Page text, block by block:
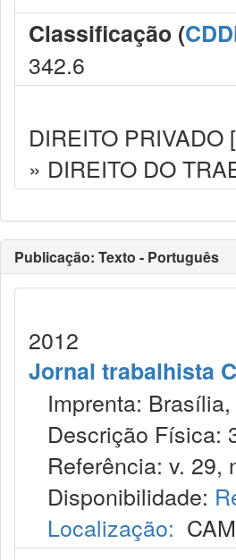
Classificação (
342.6
DIREITO PRIVADO [
» DIREITO DO
Publicação: Texto - Português
2012
Jornal trabalhista
Imprenta:
Descrição Física:
Referência: v. 29,
Disponibilidade:
Localização: CAM